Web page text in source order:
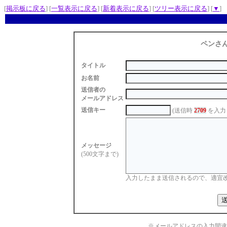
[掲示板に戻る] [一覧表示に戻る] [新着表示に戻る] [ツリー表示に戻る] [▼ ]
ペンさ
タイトル
お名前
送信者の
メールアドレス
送信キー
(送信時 2709を入力
メッセージ
(500文字まで)
入力したまま送信されるので、適宜